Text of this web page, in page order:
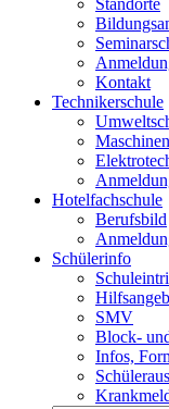
Standorte
Kontakt
Technikerschule
Hotelfachschule
Berufsbild
Schülerinfo
SMV
Block-
Infos,